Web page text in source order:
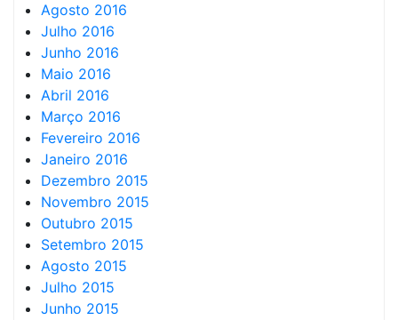
Agosto 2016
Julho 2016
Junho 2016
Maio 2016
Abril 2016
Março 2016
Fevereiro 2016
Janeiro 2016
Dezembro 2015
Novembro 2015
Outubro 2015
Setembro 2015
Agosto 2015
Julho 2015
Junho 2015